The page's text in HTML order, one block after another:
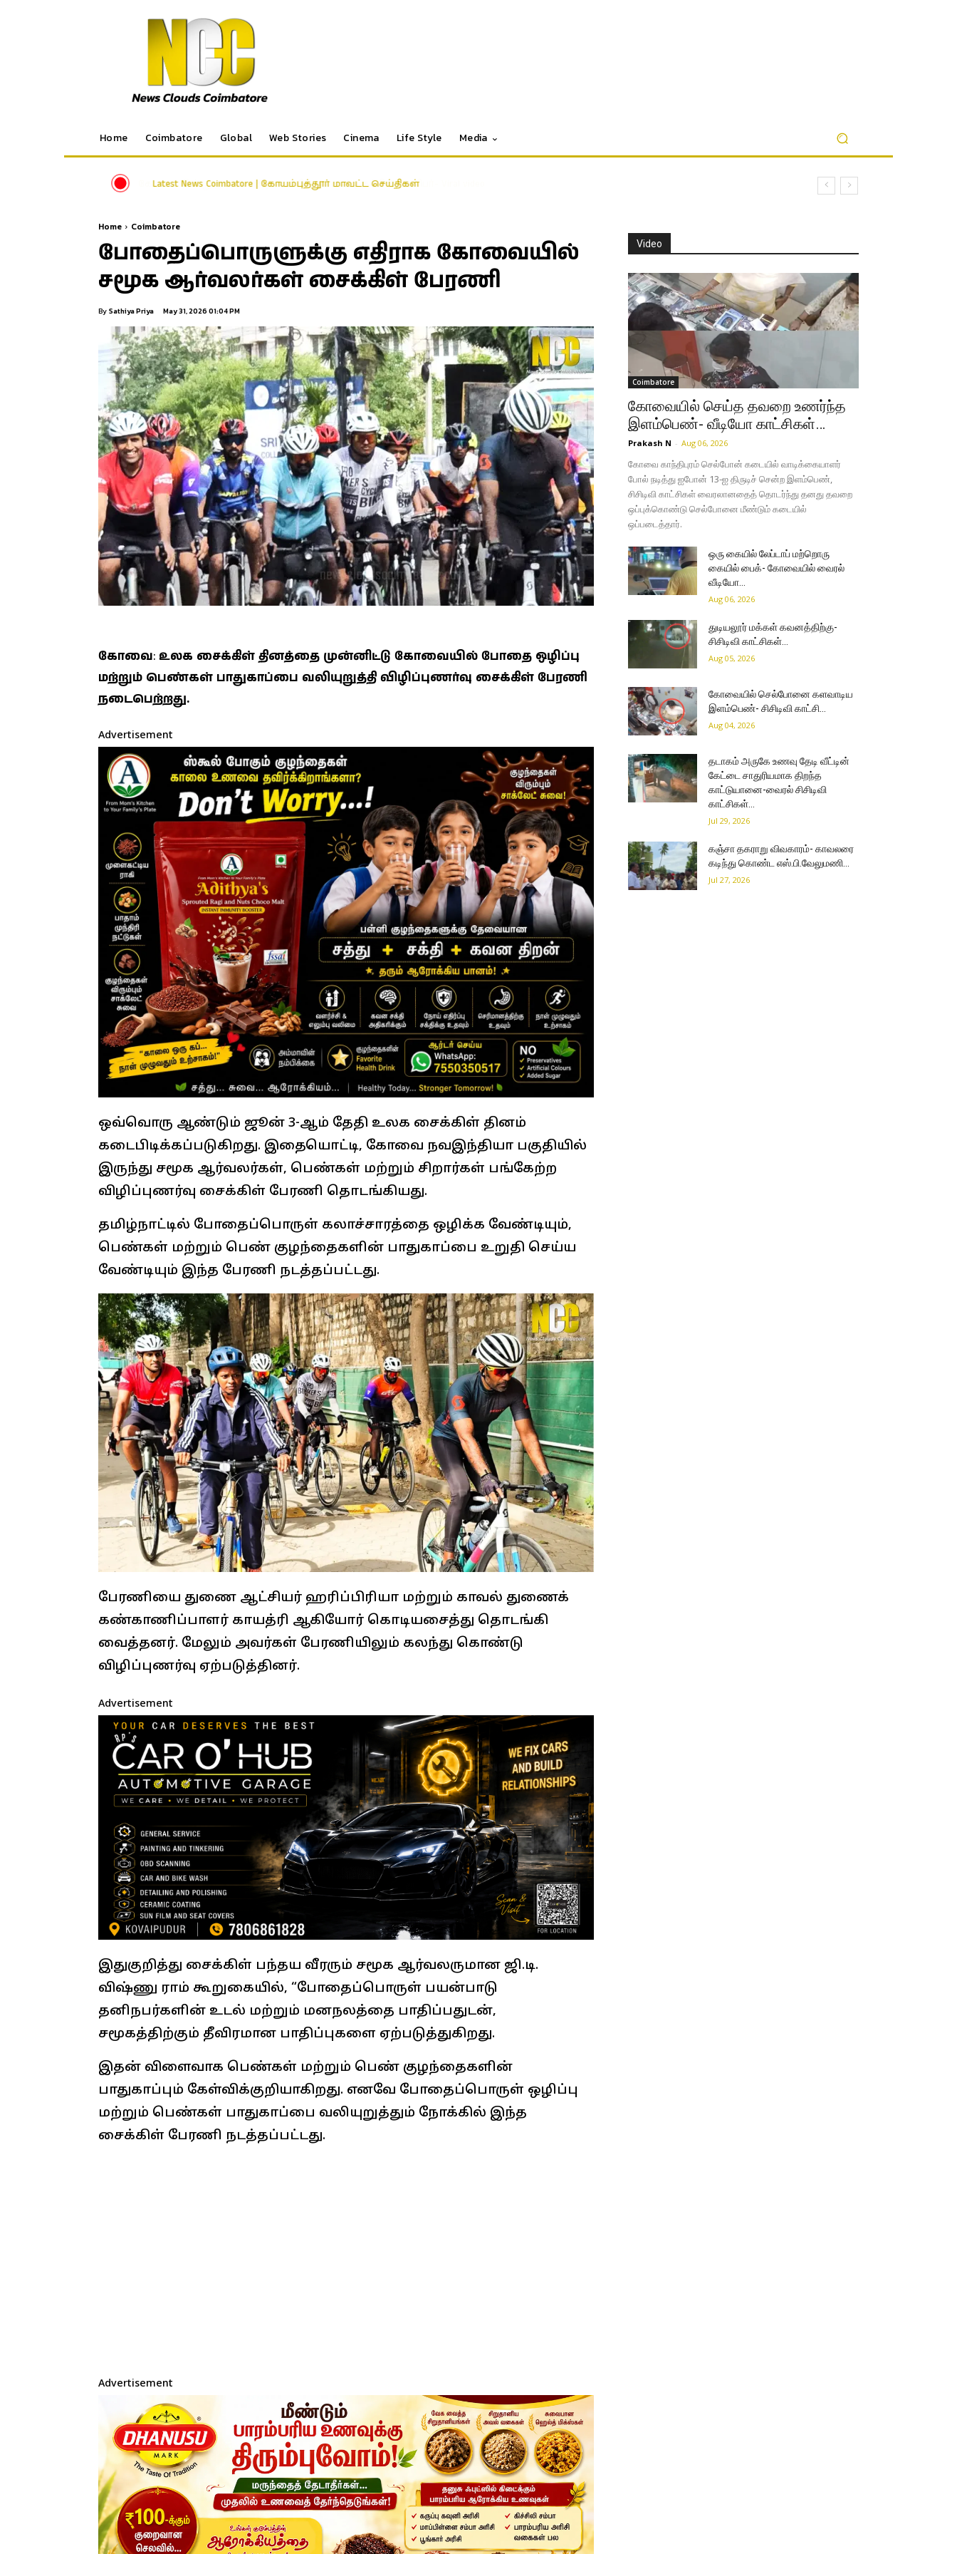
Home Coimbatore Global Web Stories Cinema Life Style Media
Latest News Coimbatore | கோயம்புத்தூர் மாவட்ட செய்திகள்
Home Coimbatore
போதைப்பொருளுக்கு எதிராக கோவையில்
சமூக ஆர்வலர்கள் சைக்கிள் பேரணி
By Sathiya Priya May 31, 2026 01:04 PM
கோவை: உலக சைக்கிள் தினத்தை முன்னிட்டு கோவையில் போதை ஒழிப்பு
மற்றும் பெண்கள் பாதுகாப்பை வலியுறுத்தி விழிப்புணர்வு சைக்கிள் பேரணி
நடைபெற்றது.
Advertisement
ஒவ்வொரு ஆண்டும் ஜூன் 3-ஆம் தேதி உலக சைக்கிள் தினம்
கடைபிடிக்கப்படுகிறது. இதையொட்டி, கோவை நவஇந்தியா பகுதியில்
இருந்து சமூக ஆர்வலர்கள், பெண்கள் மற்றும் சிறார்கள் பங்கேற்ற
விழிப்புணர்வு சைக்கிள் பேரணி தொடங்கியது.
தமிழ்நாட்டில் போதைப்பொருள் கலாச்சாரத்தை ஒழிக்க வேண்டியும்,
பெண்கள் மற்றும் பெண் குழந்தைகளின் பாதுகாப்பை உறுதி செய்ய
வேண்டியும் இந்த பேரணி நடத்தப்பட்டது.
பேரணியை துணை ஆட்சியர் ஹரிப்பிரியா மற்றும் காவல் துணைக்
கண்காணிப்பாளர் காயத்ரி ஆகியோர் கொடியசைத்து தொடங்கி
வைத்தனர். மேலும் அவர்கள் பேரணியிலும் கலந்து கொண்டு
விழிப்புணர்வு ஏற்படுத்தினர்.
Advertisement
இதுகுறித்து சைக்கிள் பந்தய வீரரும் சமூக ஆர்வலருமான ஜி.டி.
விஷ்ணு ராம் கூறுகையில், “போதைப்பொருள் பயன்பாடு
தனிநபர்களின் உடல் மற்றும் மனநலத்தை பாதிப்பதுடன்,
சமூகத்திற்கும் தீவிரமான பாதிப்புகளை ஏற்படுத்துகிறது.
இதன் விளைவாக பெண்கள் மற்றும் பெண் குழந்தைகளின்
பாதுகாப்பும் கேள்விக்குறியாகிறது. எனவே போதைப்பொருள் ஒழிப்பு
மற்றும் பெண்கள் பாதுகாப்பை வலியுறுத்தும் நோக்கில் இந்த
சைக்கிள் பேரணி நடத்தப்பட்டது.
Advertisement
Video
Coimbatore
கோவையில் செய்த தவறை உணர்ந்த
இளம்பெண்- வீடியோ காட்சிகள்…
Prakash N - Aug 06, 2026
கோவை காந்திபுரம் செல்போன் கடையில் வாடிக்கையாளர்
போல் நடித்து ஐபோன் 13-ஐ திருடிச் சென்ற இளம்பெண்,
சிசிடிவி காட்சிகள் வைரலானதைத் தொடர்ந்து தனது தவறை
ஒப்புக்கொண்டு செல்போனை மீண்டும் கடையில்
ஒப்படைத்தார்.
ஒரு கையில் லேப்டாப் மற்றொரு
கையில் பைக்- கோவையில் வைரல்
வீடியோ…
Aug 06, 2026
துடியலூர் மக்கள் கவனத்திற்கு-
சிசிடிவி காட்சிகள்…
Aug 05, 2026
கோவையில் செல்போனை களவாடிய
இளம்பெண்- சிசிடிவி காட்சி…
Aug 04, 2026
தடாகம் அருகே உணவு தேடி வீட்டின்
கேட்டை சாதுரியமாக திறந்த
காட்டுயானை-வைரல் சிசிடிவி
காட்சிகள்…
Jul 29, 2026
கஞ்சா தகராறு விவகாரம்- காவலரை
கடிந்து கொண்ட எஸ்.பி.வேலுமணி…
Jul 27, 2026